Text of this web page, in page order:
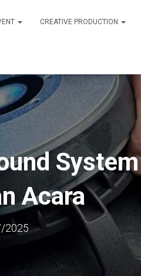
CREATIVE PRODUCTION
Acara
2025